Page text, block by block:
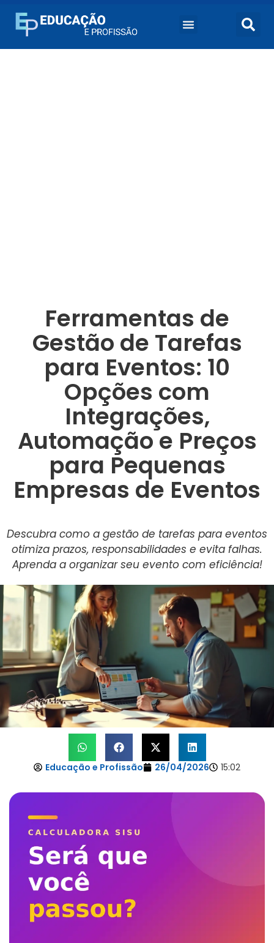
Ferramentas de
Gestão de Tarefas
para Eventos: 10
Opções com
Integrações,
Automação e Preços
para Pequenas
Empresas de Eventos
Descubra como a gestão de tarefas para eventos
otimiza prazos, responsabilidades e evita falhas.
Aprenda a organizar seu evento com eficiência!
Educação e Profissão 26/04/2026 15:02